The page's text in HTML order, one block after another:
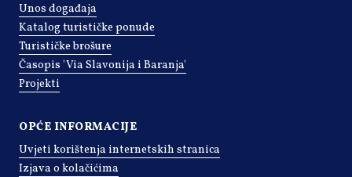
Unos događaja
Katalog turističke ponude
Turističke brošure
Časopis 'Via Slavonija i Baranja'
Projekti
OPĆE INFORMACIJE
Uvjeti korištenja internetskih stranica
Izjava o kolačićima